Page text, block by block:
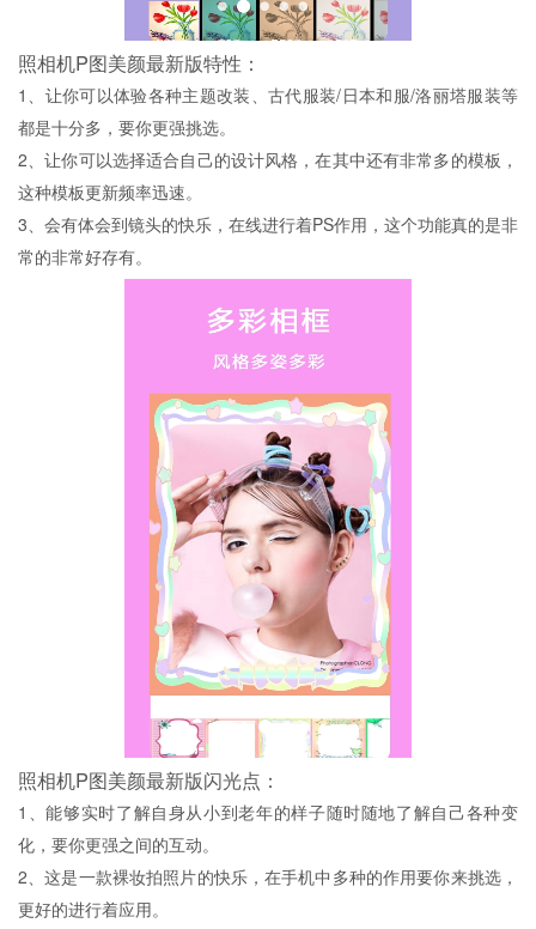
照相机P图美颜最新版特性：
1、让你可以体验各种主题改装、古代服装/日本和服/洛丽塔服装等
都是十分多，要你更强挑选。
2、让你可以选择适合自己的设计风格，在其中还有非常多的模板，
这种模板更新频率迅速。
3、会有体会到镜头的快乐，在线进行着PS作用，这个功能真的是非
常的非常好存有。
照相机P图美颜最新版闪光点：
1、能够实时了解自身从小到老年的样子随时随地了解自己各种变
化，要你更强之间的互动。
2、这是一款裸妆拍照片的快乐，在手机中多种的作用要你来挑选，
更好的进行着应用。